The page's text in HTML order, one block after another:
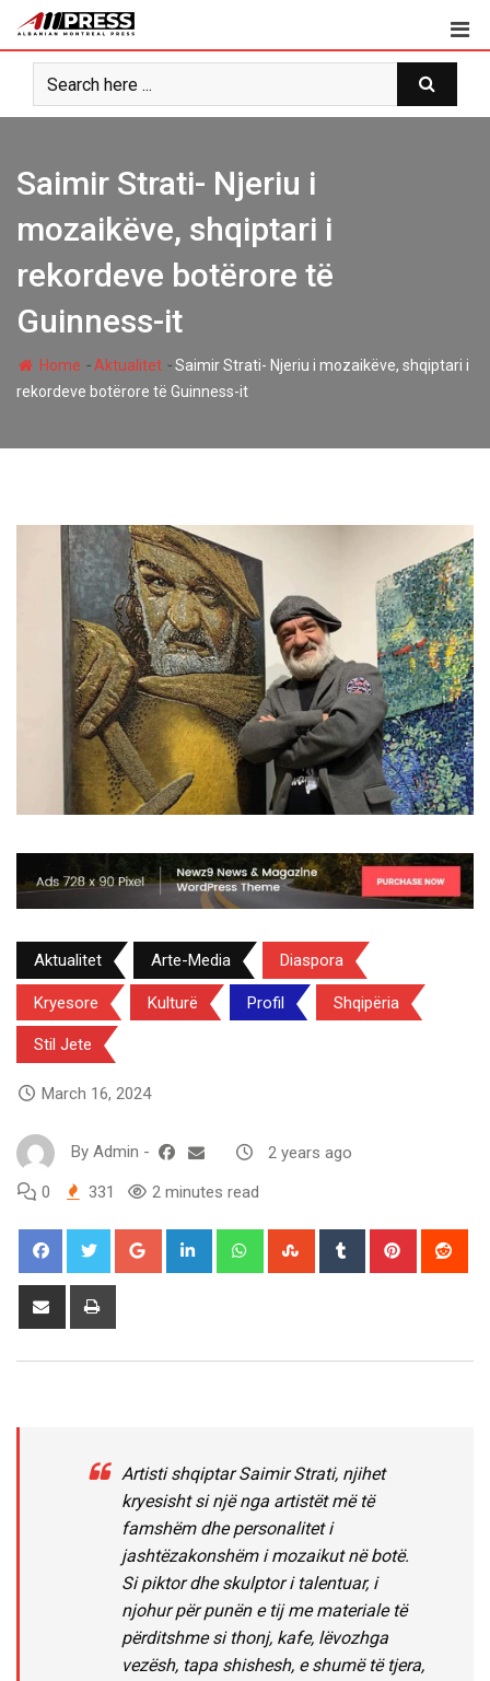
content
Saimir Strati- Njeriu i
mozaikëve, shqiptari i
rekordeve botërore të
Guinness-it
Home - Aktualitet-Saimir Strati- Njeriu i mozaikëve, shqiptari i
rekordeve botërore të Guinness-it
Aktualitet Arte-Media Diaspora
Kryesore Kulturë Profil Shqipëria
Stil Jete
March 16, 2024
By Admin - 2 years ago
0 331 2 minutes read
Google+ LinkedIn WhatsappStumbleUpon
Tumblr Pinterest
Share
Artisti shqiptar Saimir Strati, njihet
kryesisht si një nga artistët më të
famshëm dhe personalitet i
jashtëzakonshëm i mozaikut në botë.
Si piktor dhe skulptor i talentuar, i
njohur për punën e tij me materiale të
përditshme si thonj, kafe, lëvozhga
vezësh, tapa shishesh, e shumë të tjera,